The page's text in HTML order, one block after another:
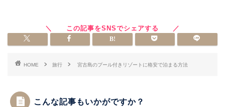
HOME 旅行 宮古島のプール付きリゾートに格安で泊まる方法
こんな記事もいかがですか？